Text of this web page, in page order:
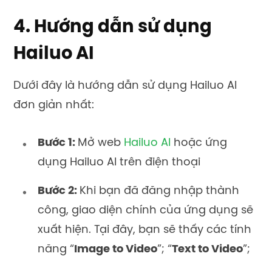
4. Hướng dẫn sử dụng
Hailuo AI
Dưới đây là hướng dẫn sử dụng Hailuo AI
đơn giản nhất:
Bước 1: Mở web Hailuo AI hoặc ứng
dụng Hailuo AI trên điện thoại
Bước 2: Khi bạn đã đăng nhập thành
công, giao diện chính của ứng dụng sẽ
xuất hiện. Tại đây, bạn sẽ thấy các tính
năng “ Image to Video”; “Text to Video”;